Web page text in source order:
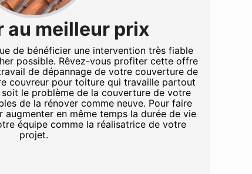
au meilleur prix
de bénéficier une intervention très fiable
possible. Rêvez-vous profiter cette offre
de dépannage de votre couverture de
couvreur pour toiture qui travaille partout
soit le problème de la couverture de votre
de la rénover comme neuve. Pour faire
augmenter en même temps la durée de vie
équipe comme la réalisatrice de votre
projet.